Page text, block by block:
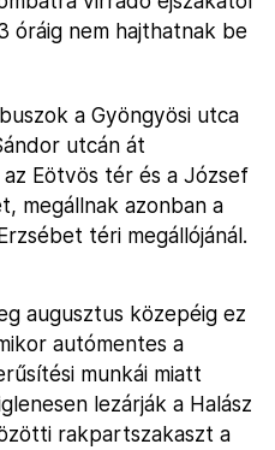
óráig nem hajthatnak be
a Gyöngyösi utca
utcán át
Eötvös tér és a József
megállnak azonban a
téri megállójánál.
augusztus közepéig ez
autómentes a
munkái miatt
lezárják a Halász
rakpartszakaszt a